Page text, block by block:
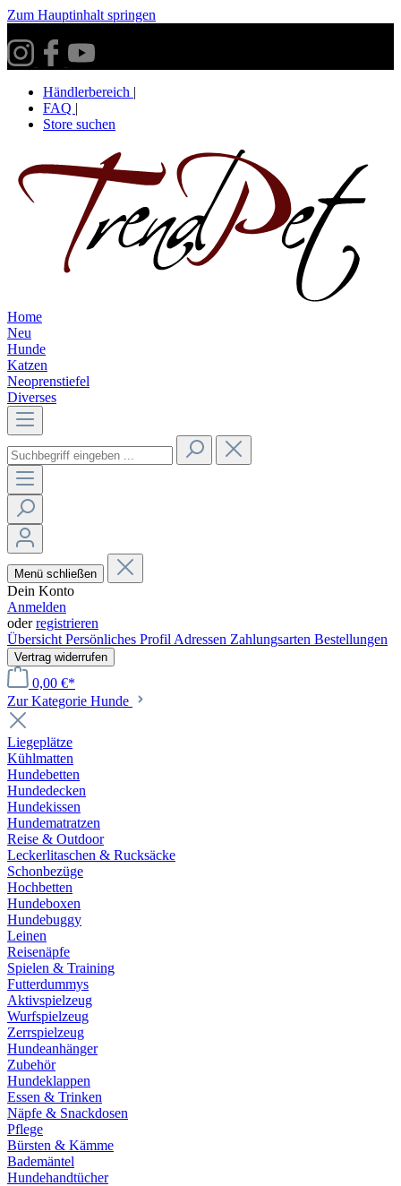
Zum Hauptinhalt springen
Händlerbereich |
FAQ |
Store suchen
Home
Neu
Hunde
Katzen
Neoprenstiefel
Diverses
Menü schließen
Dein Konto
Anmelden
oderregistrieren
Übersicht Persönliches Profil Adressen Zahlungsarten Bestellungen
Vertrag widerrufen
0,00 €*
Zur Kategorie Hunde
Liegeplätze
Kühlmatten
Hundebetten
Hundedecken
Hundekissen
Hundematratzen
Reise & Outdoor
Leckerlitaschen & Rucksäcke
Schonbezüge
Hochbetten
Hundeboxen
Hundebuggy
Leinen
Reisenäpfe
Spielen & Training
Futterdummys
Aktivspielzeug
Wurfspielzeug
Zerrspielzeug
Hundeanhänger
Zubehör
Hundeklappen
Essen & Trinken
Näpfe & Snackdosen
Pflege
Bürsten & Kämme
Bademäntel
Hundehandtücher